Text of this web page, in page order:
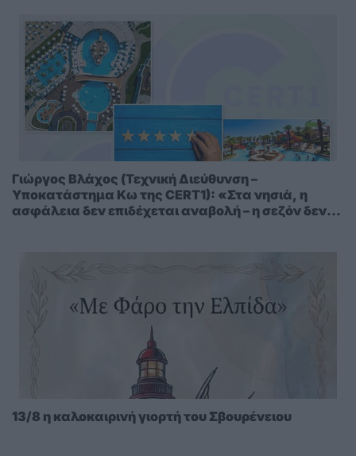
Γιώργος Βλάχος (Τεχνική Διεύθυνση –
Υποκατάστημα Κω της CERT1): «Στα νησιά, η
ασφάλεια δεν επιδέχεται αναβολή – η σεζόν δεν
13/8 η καλοκαιρινή γιορτή του Σβουρένειου